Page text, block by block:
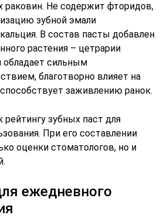
раковин. Не содержит фторидов,
зубной эмали
В состав пасты добавлен
растения – цетрарии
обладает сильным
благотворно влияет на
заживлению ранок.
зубных паст для
При его составлении
оценки стоматологов, но и
ежедневного